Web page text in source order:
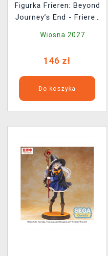
Figurka Frieren: Beyond
Journey’s End - Frieren
Beyond Journey’s End
Wiosna 2027
146 zł
Do koszyka